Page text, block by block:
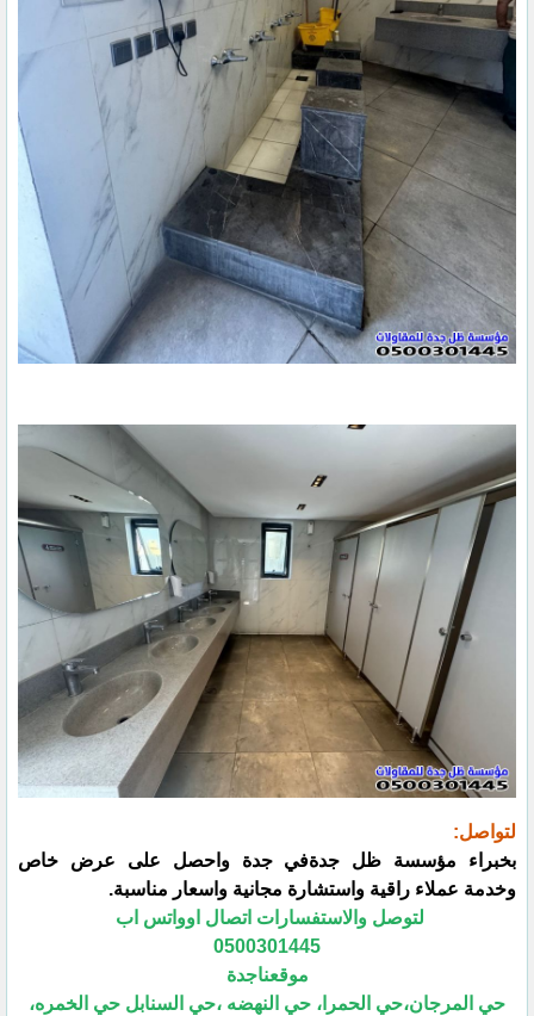
لتواصل:
بخبراء مؤسسة ظل جدةفي جدة واحصل على عرض خاص
وخدمة عملاء راقية واستشارة مجانية واسعار مناسبة.
لتوصل والاستفسارات اتصال اوواتس اب
0500301445
موقعناجدة
حي المرجان،حي الحمرا، حي النهضه ،حي السنابل حي الخمره،